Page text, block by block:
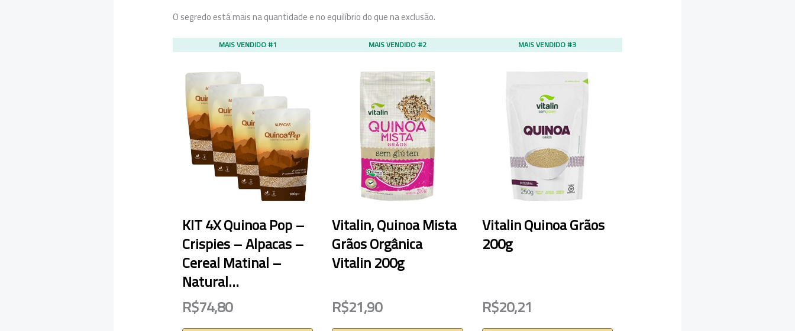
O segredo está mais na quantidade e no equilíbrio do que na exclusão.
MAIS VENDIDO #1
KIT 4X Quinoa Pop –
Crispies – Alpacas –
Cereal Matinal –
Natural…
R$74,80
MAIS VENDIDO #2
Vitalin, Quinoa Mista
Grãos Orgânica
Vitalin 200g
R$21,90
MAIS VENDIDO #3
Vitalin Quinoa Grãos
200g
R$20,21